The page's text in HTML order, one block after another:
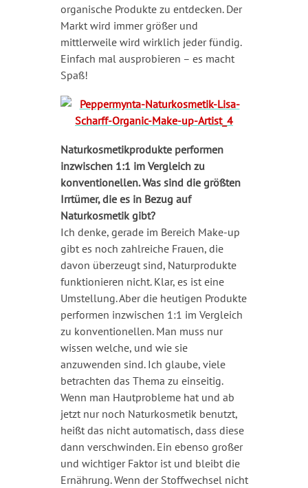
organische Produkte zu entdecken. Der
Markt wird immer größer und
mittlerweile wird wirklich jeder fündig.
Einfach mal ausprobieren – es macht
Spaß!
Naturkosmetikprodukte performen
inzwischen 1:1 im Vergleich zu
konventionellen.Was sind die größten
Irrtümer, die es in Bezug auf
Naturkosmetik gibt?
Ich denke, gerade im Bereich Make-up
gibt es noch zahlreiche Frauen, die
davon überzeugt sind, Naturprodukte
funktionieren nicht. Klar, es ist eine
Umstellung. Aber die heutigen Produkte
performen inzwischen 1:1 im Vergleich
zu konventionellen. Man muss nur
wissen welche, und wie sie
anzuwenden sind. Ich glaube, viele
betrachten das Thema zu einseitig.
Wenn man Hautprobleme hat und ab
jetzt nur noch Naturkosmetik benutzt,
heißt das nicht automatisch, dass diese
dann verschwinden. Ein ebenso großer
und wichtiger Faktor ist und bleibt die
Ernährung. Wenn der Stoffwechsel nicht